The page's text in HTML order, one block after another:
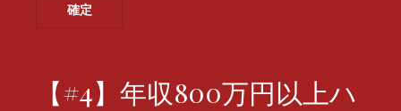
【#4】年収800万円以上ハ